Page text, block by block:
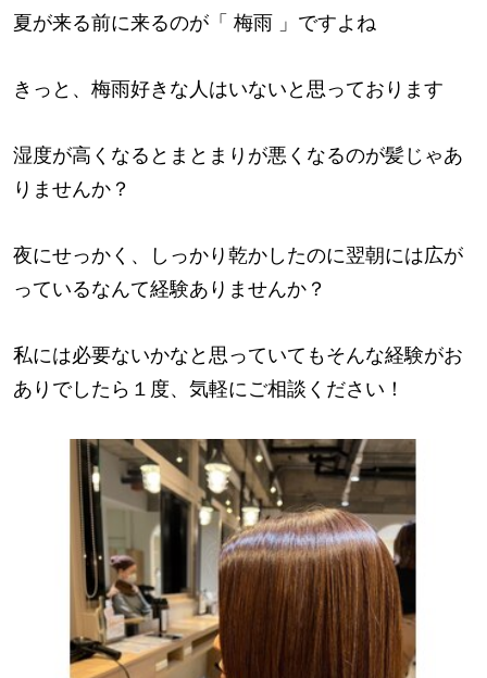
夏が来る前に来るのが「 梅雨 」ですよね
きっと、梅雨好きな人はいないと思っております
湿度が高くなるとまとまりが悪くなるのが髪じゃあ
りませんか？
夜にせっかく、しっかり乾かしたのに翌朝には広が
っているなんて経験ありませんか？
私には必要ないかなと思っていてもそんな経験がお
ありでしたら１度、気軽にご相談ください！